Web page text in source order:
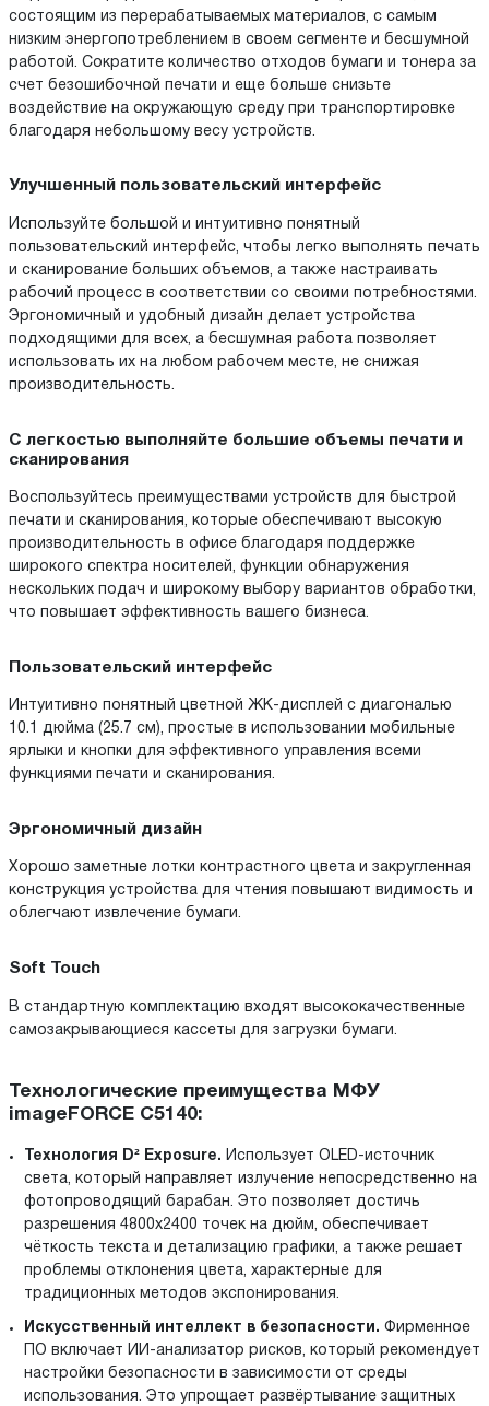
состоящим из перерабатываемых материалов, с самым
низким энергопотреблением в своем сегменте и бесшумной
работой. Сократите количество отходов бумаги и тонера за
счет безошибочной печати и еще больше снизьте
воздействие на окружающую среду при транспортировке
благодаря небольшому весу устройств.
Улучшенный пользовательский интерфейс
Используйте большой и интуитивно понятный
пользовательский интерфейс, чтобы легко выполнять печать
и сканирование больших объемов, а также настраивать
рабочий процесс в соответствии со своими потребностями.
Эргономичный и удобный дизайн делает устройства
подходящими для всех, а бесшумная работа позволяет
использовать их на любом рабочем месте, не снижая
производительность.
С легкостью выполняйте большие объемы печати и
сканирования
Воспользуйтесь преимуществами устройств для быстрой
печати и сканирования, которые обеспечивают высокую
производительность в офисе благодаря поддержке
широкого спектра носителей, функции обнаружения
нескольких подач и широкому выбору вариантов обработки,
что повышает эффективность вашего бизнеса.
Пользовательский интерфейс
Интуитивно понятный цветной ЖК-дисплей с диагональю
10.1 дюйма (25.7 см), простые в использовании мобильные
ярлыки и кнопки для эффективного управления всеми
функциями печати и сканирования.
Эргономичный дизайн
Хорошо заметные лотки контрастного цвета и закругленная
конструкция устройства для чтения повышают видимость и
облегчают извлечение бумаги.
Soft Touch
В стандартную комплектацию входят высококачественные
самозакрывающиеся кассеты для загрузки бумаги.
Технологические преимущества МФУ
imageFORCE C5140:
Технология D² Exposure. Использует OLED-источник
света, который направляет излучение непосредственно на
фотопроводящий барабан. Это позволяет достичь
разрешения 4800x2400 точек на дюйм, обеспечивает
чёткость текста и детализацию графики, а также решает
проблемы отклонения цвета, характерные для
традиционных методов экспонирования.
Искусственный интеллект в безопасности. Фирменное
ПО включает ИИ-анализатор рисков, который рекомендует
настройки безопасности в зависимости от среды
использования. Это упрощает развёртывание защитных